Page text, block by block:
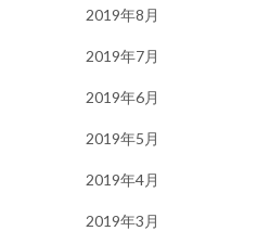
2019年8月
2019年7月
2019年6月
2019年5月
2019年4月
2019年3月